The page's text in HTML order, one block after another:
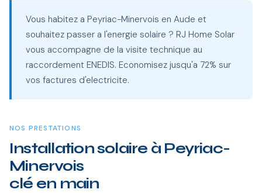
Vous habitez a Peyriac-Minervois en Aude et
souhaitez passer a l'energie solaire ? RJ Home Solar
vous accompagne de la visite technique au
raccordement ENEDIS. Economisez jusqu'a 72% sur
vos factures d'electricite.
NOS PRESTATIONS
Installation solaire à Peyriac-
Minervois
clé en main